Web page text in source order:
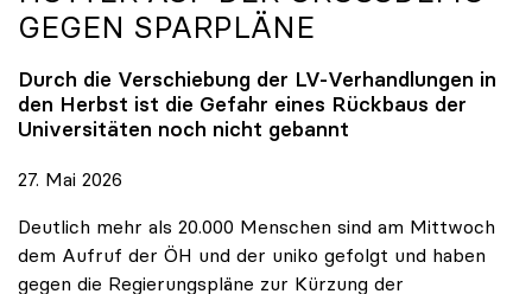
EGEN SPARPLÄNE
Durch die Verschiebung der LV-Verhandlungen in
den Herbst ist die Gefahr eines Rückbaus der
Universitäten noch nicht gebannt
27. Mai 2026
Deutlich mehr als 20.000 Menschen sind am Mittwoch
dem Aufruf der ÖH und der uniko gefolgt und haben
gegen die Regierungspläne zur Kürzung der